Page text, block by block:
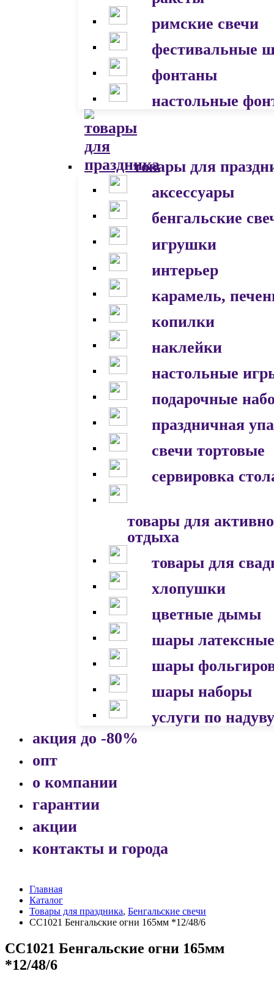
римские свечи
фестивальные
фонтаны
настольные
товары для
аксессуары
бенгальские
игрушки
интерьер
карамель,
копилки
наклейки
настольные
подарочные
праздничная
свечи тортовые
сервировка
товары для
отдыха
товары для
хлопушки
цветные дымы
шары латексные
шары
шары наборы
услуги по надуву
акция до -80%
опт
о компании
гарантии
акции
контакты и города
Главная
Каталог
Товары для праздника, Бенгальские свечи
СС1021 Бенгальские огни 165мм *12/48/6
СС1021 Бенгальские огни 165мм
*12/48/6